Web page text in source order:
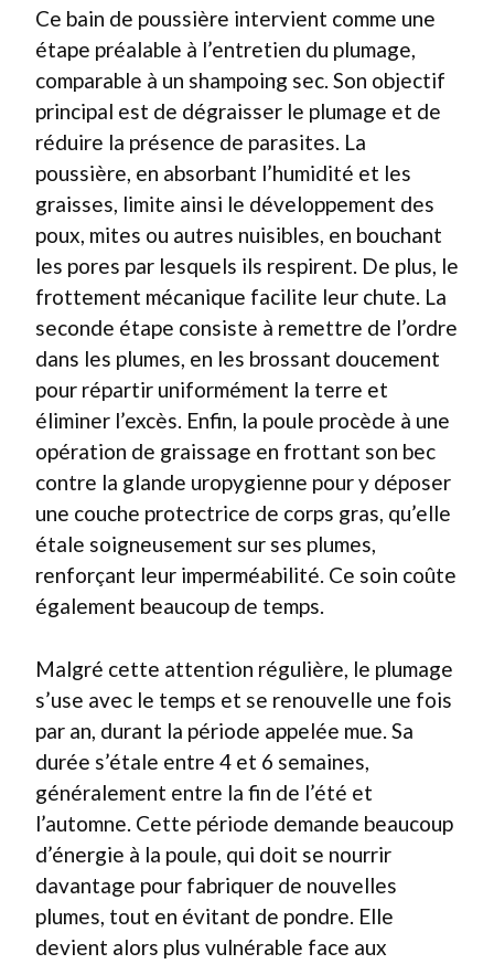
Ce bain de poussière intervient comme une
étape préalable à l’entretien du plumage,
comparable à un shampoing sec. Son objectif
principal est de dégraisser le plumage et de
réduire la présence de parasites. La
poussière, en absorbant l’humidité et les
graisses, limite ainsi le développement des
poux, mites ou autres nuisibles, en bouchant
les pores par lesquels ils respirent. De plus, le
frottement mécanique facilite leur chute. La
seconde étape consiste à remettre de l’ordre
dans les plumes, en les brossant doucement
pour répartir uniformément la terre et
éliminer l’excès. Enfin, la poule procède à une
opération de graissage en frottant son bec
contre la glande uropygienne pour y déposer
une couche protectrice de corps gras, qu’elle
étale soigneusement sur ses plumes,
renforçant leur imperméabilité. Ce soin coûte
également beaucoup de temps.
Malgré cette attention régulière, le plumage
s’use avec le temps et se renouvelle une fois
par an, durant la période appelée mue. Sa
durée s’étale entre 4 et 6 semaines,
généralement entre la fin de l’été et
l’automne. Cette période demande beaucoup
d’énergie à la poule, qui doit se nourrir
davantage pour fabriquer de nouvelles
plumes, tout en évitant de pondre. Elle
devient alors plus vulnérable face aux